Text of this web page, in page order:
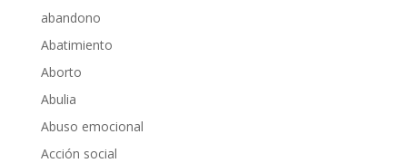
abandono
Abatimiento
Aborto
Abulia
Abuso emocional
Acción social